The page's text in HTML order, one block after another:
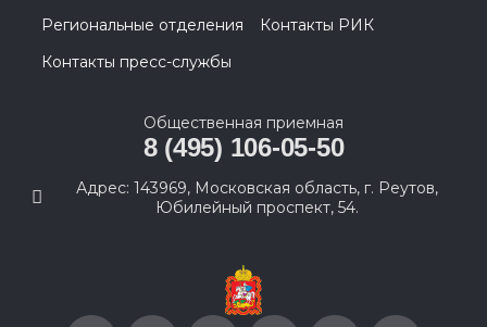
Региональные отделения
Контакты РИК
Контакты пресс-службы
Общественная приемная
8 (495) 106-05-50
Адрес: 143969, Московская область, г. Реутов,
Юбилейный проспект, 54.